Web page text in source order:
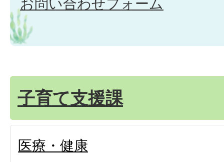
お問い合わせフォーム
子育て支援課
医療・健康